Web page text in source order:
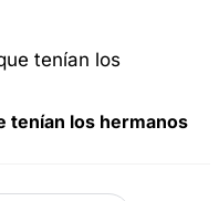
tenían los hermanos